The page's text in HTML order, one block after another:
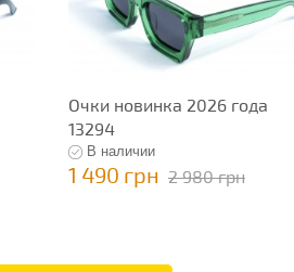
Очки новинка 2026 года
13294
В наличии
1 490 грн 2 980 грн